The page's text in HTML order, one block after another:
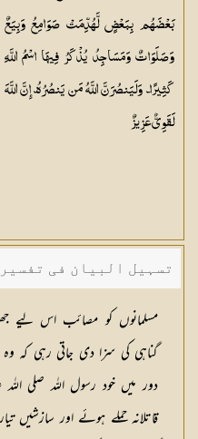
بَعْضَهُم بِبَعْضٍ لَّهُدِّمَتْ صَوَامِعُ وَبِيَعٌ
وَصَلَوَاتٌ وَمَسَاجِدُ يُذْكَرُ فِيهَا اسْمُ اللَّهِ
كَثِيرًا ۗ وَلَيَنصُرَنَّ اللَّهُ مَن يَنصُرُهُ ۗ إِنَّ اللَّهَ
لَقَوِيٌّعَزِيزٌ
تسہیل البیان فی
شکیلہ بنت میاں فضل
مسلمانوں کو مصائب اس لیے
گناہی کی سزا دی جاتی رہی کہ
دور میں خود رسول اللہ صلی
قاتلانہ حملے ہوئے اور سازشیں